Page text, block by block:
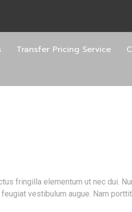
Transfer Pricing Service
fringilla elementum ut nec dui.
vestibulum augue. Nam